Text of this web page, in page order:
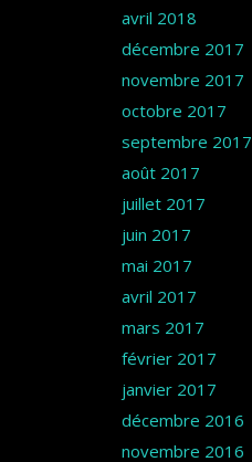
avril 2018
décembre 2017
novembre 2017
octobre 2017
septembre 2017
août 2017
juillet 2017
juin 2017
mai 2017
avril 2017
mars 2017
février 2017
janvier 2017
décembre 2016
novembre 2016